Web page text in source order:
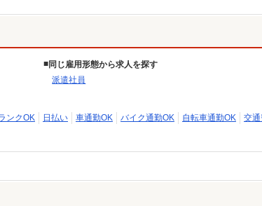
同じ雇用形態から求人を探す
派遣社員
ンクOK 日払い 車通勤OK バイク通勤OK 自転車通勤OK
交